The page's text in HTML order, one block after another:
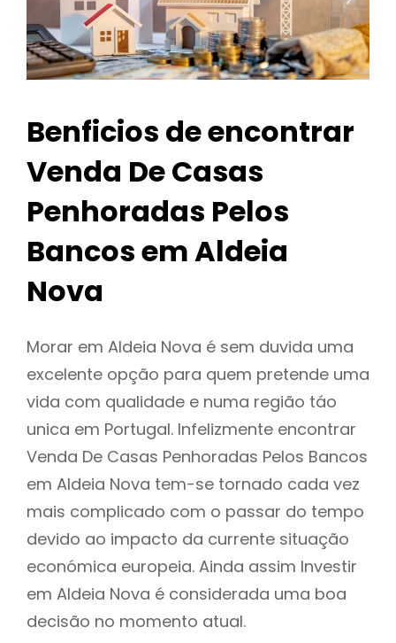
Benficios de encontrar
Venda De Casas
Penhoradas Pelos
Bancos em Aldeia
Nova
Morar em Aldeia Nova é sem duvida uma
excelente opção para quem pretende uma
vida com qualidade e numa região táo
unica em Portugal. Infelizmente encontrar
Venda De Casas Penhoradas Pelos Bancos
em Aldeia Nova tem-se tornado cada vez
mais complicado com o passar do tempo
devido ao impacto da currente situação
económica europeia. Ainda assim Investir
em Aldeia Nova é considerada uma boa
decisão no momento atual.